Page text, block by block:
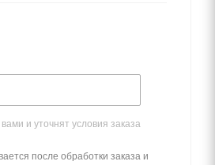
и уточнят условия заказа
после обработки заказа и